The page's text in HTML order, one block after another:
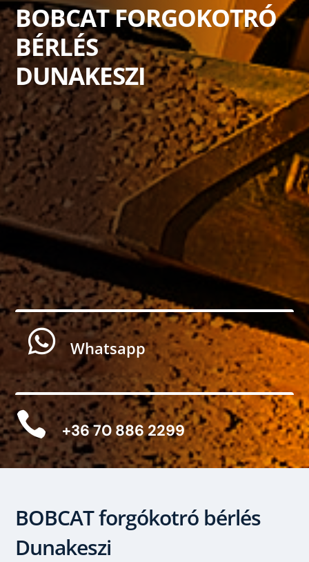
BOBCAT FORGOKOTRÓ
BÉRLÉS
DUNAKESZI
 Whatsapp
 +36 70 886 2299
BOBCAT forgókotró bérlés
Dunakeszi